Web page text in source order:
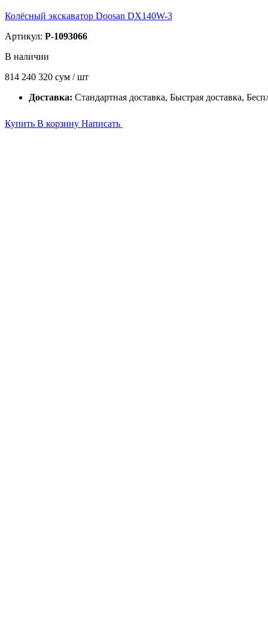
Колёсный экскаватор Doosan DX140W-3
Артикул: P-1093066
В наличии
814 240 320 сум / шт
Доставка: Стандартная доставка, Быстрая доставка,
Купить В корзину Написать